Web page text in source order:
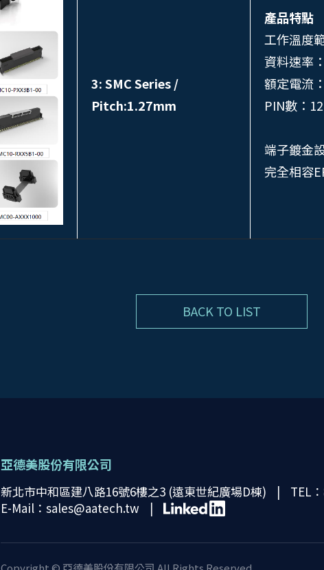
3: SMC Series /
Pitch:1.27mm
產品特點
工作溫度
資料速率
額定電流
PIN數：
端子鍍金
完全相容
BACK TO LIST
亞德美股份有限公司
新北市中和區建八路16號6樓之3 (遠東世紀廣場D棟) TEL
E-Mail：sales@aatech.tw